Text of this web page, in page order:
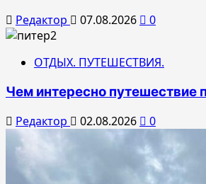
Редактор 07.08.2026 0
ОТДЫХ. ПУТЕШЕСТВИЯ.
Чем интересно путешествие
Редактор 02.08.2026 0